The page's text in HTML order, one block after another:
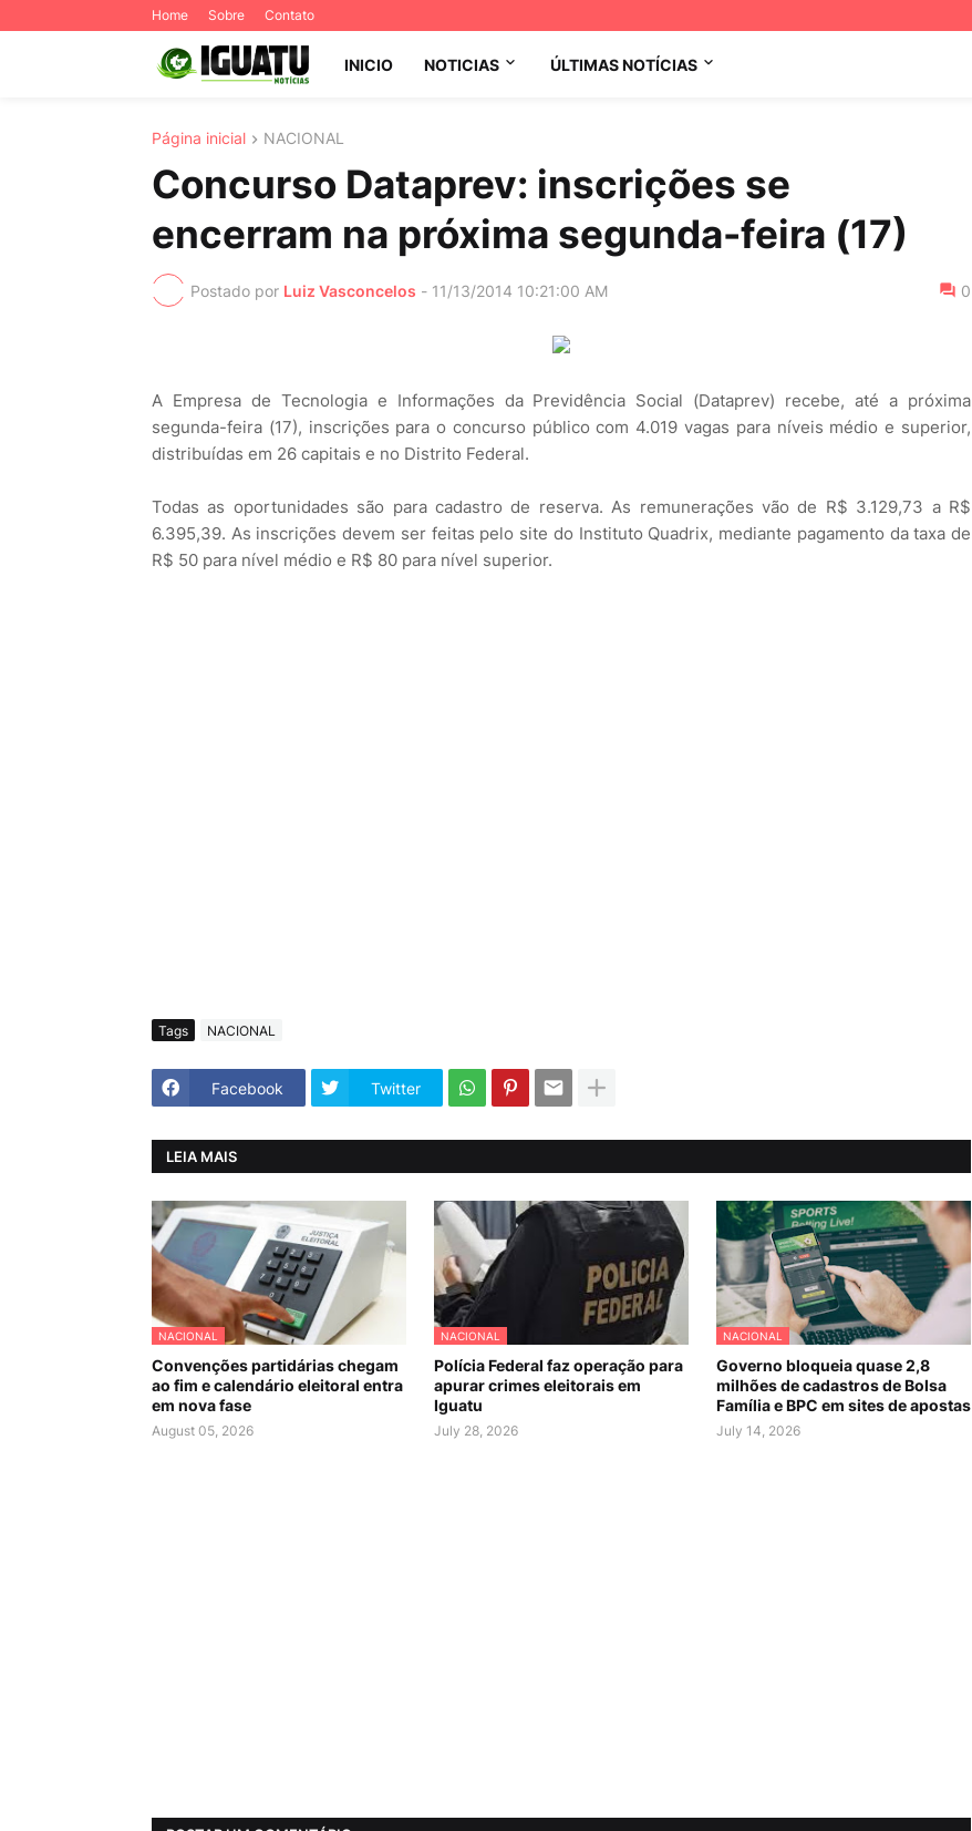
Home Sobre Contato
INICIO NOTICIAS ÚLTIMAS NOTÍCIAS
Página inicial NACIONAL
Concurso Dataprev: inscrições se
encerram na próxima segunda-feira (17)
Postado por Luiz Vasconcelos - 11/13/2014 10:21:00 AM 0
A Empresa de Tecnologia e Informações da Previdência Social (Dataprev) recebe, até a próxima
segunda-feira (17), inscrições para o concurso público com 4.019 vagas para níveis médio e superior,
distribuídas em 26 capitais e no Distrito Federal.
Todas as oportunidades são para cadastro de reserva. As remunerações vão de R$ 3.129,73 a R$
6.395,39. As inscrições devem ser feitas pelo site do Instituto Quadrix, mediante pagamento da taxa de
R$ 50 para nível médio e R$ 80 para nível superior.
Tags NACIONAL
Facebook Twitter
LEIA MAIS
NACIONAL
Convenções partidárias chegam
ao fim e calendário eleitoral entra
em nova fase
August 05, 2026
NACIONAL
Polícia Federal faz operação para
apurar crimes eleitorais em
Iguatu
July 28, 2026
NACIONAL
Governo bloqueia quase 2,8
milhões de cadastros de Bolsa
Família e BPC em sites de apostas
July 14, 2026